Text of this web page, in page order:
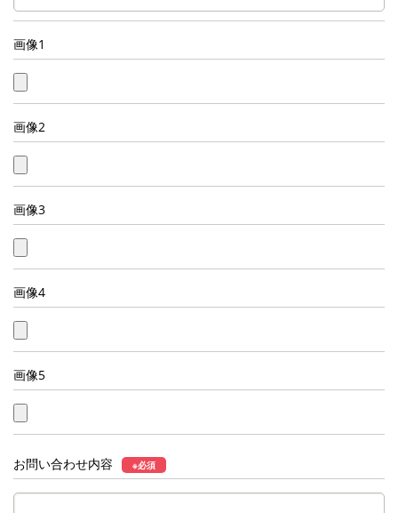
画像1
画像2
画像3
画像4
画像5
お問い合わせ内容 ※必須